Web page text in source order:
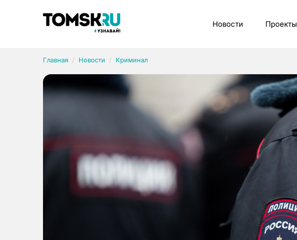
Новости Проекты
Главная Новости Криминал
Рубрики